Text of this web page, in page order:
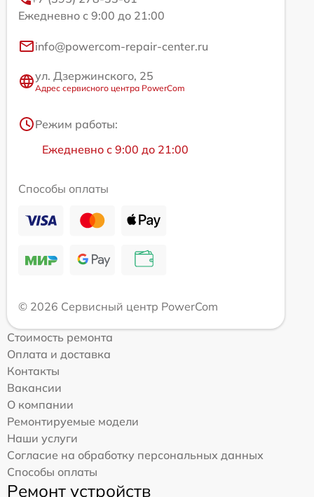
Ежедневно с 9:00 до 21:00
info@powercom-repair-center.ru
ул. Дзержинского, 25
Адрес сервисного центра PowerCom
Режим работы:
Ежедневно с 9:00 до 21:00
Способы оплаты
© 2026 Сервисный центр PowerCom
Стоимость ремонта
Оплата и доставка
Контакты
Вакансии
О компании
Ремонтируемые модели
Наши услуги
Согласие на обработку персональных данных
Способы оплаты
Ремонт устройств